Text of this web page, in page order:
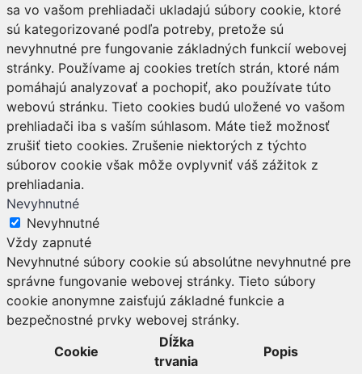
sa vo vašom prehliadači ukladajú súbory cookie, ktoré
sú kategorizované podľa potreby, pretože sú
nevyhnutné pre fungovanie základných funkcií webovej
stránky. Používame aj cookies tretích strán, ktoré nám
pomáhajú analyzovať a pochopiť, ako používate túto
webovú stránku. Tieto cookies budú uložené vo vašom
prehliadači iba s vaším súhlasom. Máte tiež možnosť
zrušiť tieto cookies. Zrušenie niektorých z týchto
súborov cookie však môže ovplyvniť váš zážitok z
prehliadania.
Nevyhnutné
Nevyhnutné
Vždy zapnuté
Nevyhnutné súbory cookie sú absolútne nevyhnutné pre
správne fungovanie webovej stránky. Tieto súbory
cookie anonymne zaisťujú základné funkcie a
bezpečnostné prvky webovej stránky.
Cookie
Dĺžka
trvania
Popis